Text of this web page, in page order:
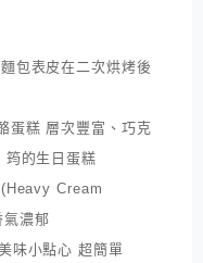
包表皮在二次烘烤後
蛋糕 層次豐富、巧克
筠的生日蛋糕
Cream
濃郁
味小點心 超簡單